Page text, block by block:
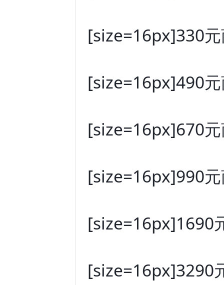
[size=16px]330
[size=16px]490
[size=16px]670
[size=16px]990
[size=16px]1690
[size=16px]3290